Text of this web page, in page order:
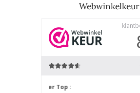
Webwinkelkeur